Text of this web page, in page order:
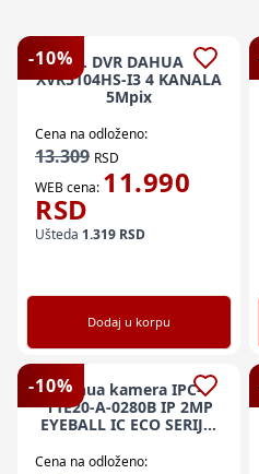
-10% V. DVR DAHUA
XVR5104HS-I3 4 KANALA
5Mpix
Cena na odloženo:
13.309 RSD
WEB cena: 11.990
RSD
Ušteda 1.319 RSD
Dodaj u korpu
-10%
Dahua kamera IPC-
T1E20-A-0280B IP 2MP
EYEBALL IC ECO SERIJA;
MIKROFON; IP67
Cena na odloženo: